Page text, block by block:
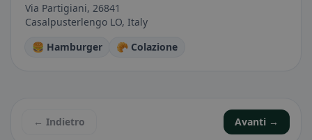
Via Partigiani, 26841
Casalpusterlengo LO, Italy
🍔 Hamburger 🥐 Colazione
← Indietro Avanti →